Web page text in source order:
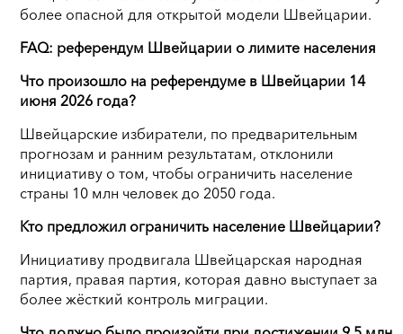
более опасной для открытой модели Швейцарии.
FAQ: референдум Швейцарии о лимите населения
Что произошло на референдуме в Швейцарии 14
июня 2026 года?
Швейцарские избиратели, по предварительным
прогнозам и ранним результатам, отклонили
инициативу о том, чтобы ограничить население
страны 10 млн человек до 2050 года.
Кто предложил ограничить население Швейцарии?
Инициативу продвигала Швейцарская народная
партия, правая партия, которая давно выступает за
более жёсткий контроль миграции.